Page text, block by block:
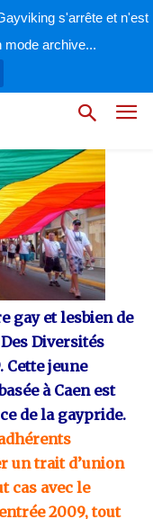
s'arrête et n'est
mode archive...
2009
gay et lesbien de
Diversités
Cette jeune
à Caen est
de la gaypride.
un trait d’union
cas avec le
2009, tout